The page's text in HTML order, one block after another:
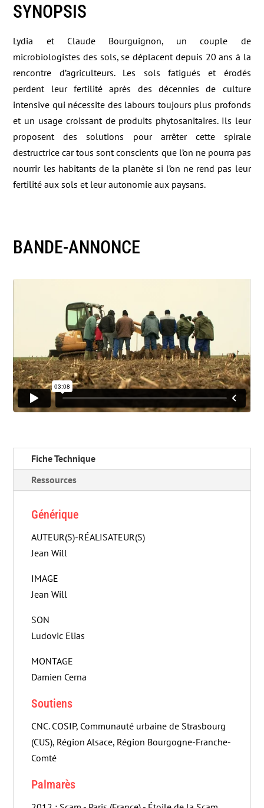
SYNOPSIS
Lydia et Claude Bourguignon, un couple de
microbiologistes des sols, se déplacent depuis 20 ans à la
rencontre d’agriculteurs. Les sols fatigués et érodés
perdent leur fertilité après des décennies de culture
intensive qui nécessite des labours toujours plus profonds
et un usage croissant de produits phytosanitaires. Ils leur
proposent des solutions pour arrêter cette spirale
destructrice car tous sont conscients que l’on ne pourra pas
nourrir les habitants de la planète si l’on ne rend pas leur
fertilité aux sols et leur autonomie aux paysans.
BANDE-ANNONCE
Fiche Technique
Ressources
Générique
AUTEUR(S)-RÉALISATEUR(S)
Jean Will
IMAGE
Jean Will
SON
Ludovic Elias
MONTAGE
Damien Cerna
Soutiens
CNC. COSIP, Communauté urbaine de Strasbourg
(CUS), Région Alsace, Région Bourgogne-Franche-
Comté
Palmarès